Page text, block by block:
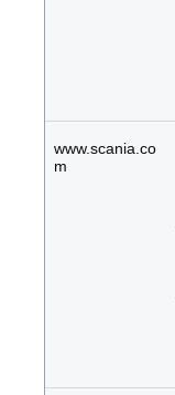
www.scania.co
m